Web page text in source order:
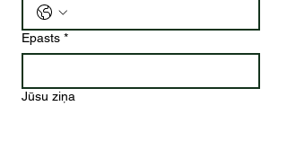
Epasts *
Jūsu ziņa